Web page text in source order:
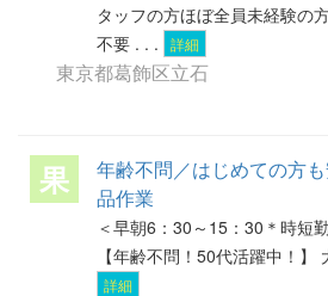
タッフの方ほぼ全員未経験の
不要 . . .
詳細
東京都葛飾区立石
果
年齢不問／はじめての方
品作業
＜早朝6：30～15：30＊時短
【年齢不問！50代活躍中！】
詳細